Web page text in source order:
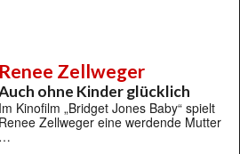
Renee Zellweger
ohne Kinder glücklich
Im Kinofilm „Bridget Jones Baby“ spielt
Renee Zellweger eine werdende Mutter
…